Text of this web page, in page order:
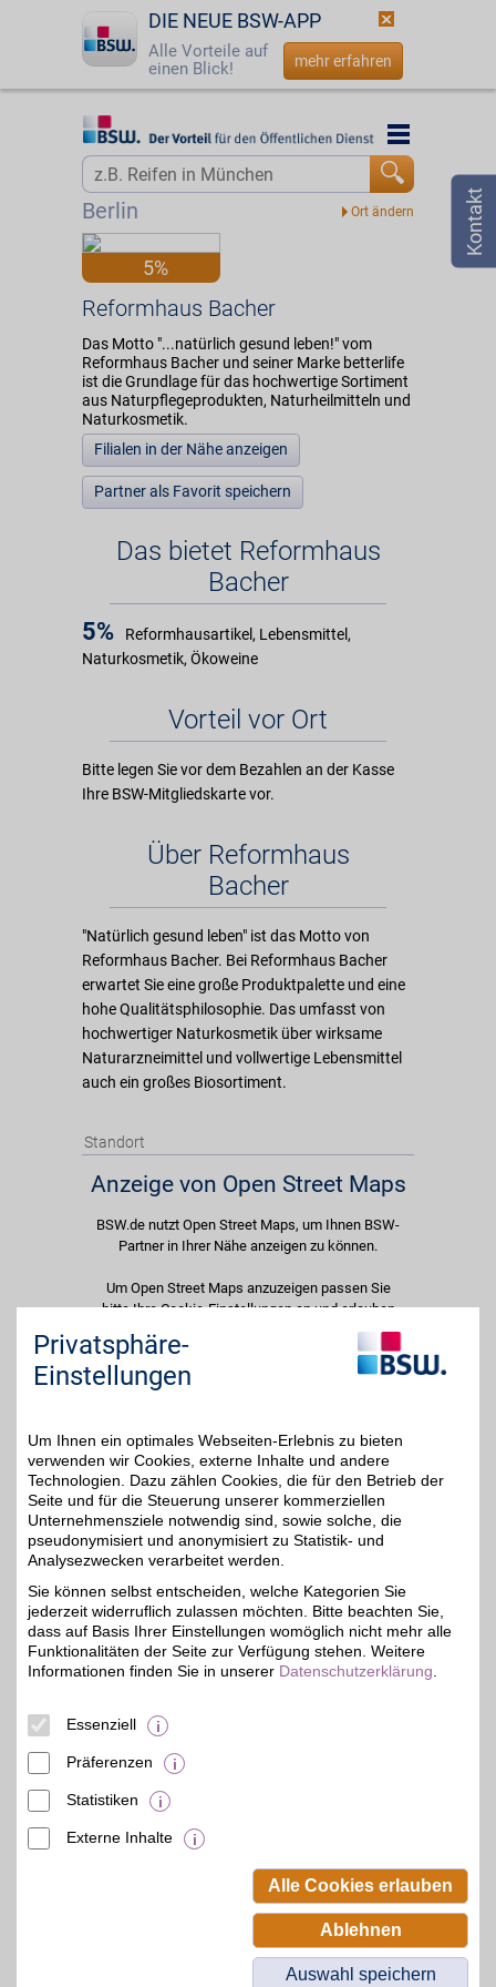
DIE NEUE BSW-APP
Alle Vorteile auf
einen Blick!
mehr erfahren
Startseite
Login
Berlin
Startseite
5%
Reformhaus Bacher
Das Motto "...natürlich gesund leben!" vom
Reformhaus Bacher und seiner Marke betterlife
ist die Grundlage für das hochwertige Sortiment
aus Naturpflegeprodukten, Naturheilmitteln und
Naturkosmetik.
Filialen in der Nähe anzeigen
Partner als Favorit speichern
Das bietet Reformhaus
Bacher
5%
Reformhausartikel, Lebensmittel,
Naturkosmetik, Ökoweine
Vorteil vor Ort
Bitte legen Sie vor dem Bezahlen an der Kasse
Ihre BSW-Mitgliedskarte vor.
Über Reformhaus
Bacher
"Natürlich gesund leben" ist das Motto von
Reformhaus Bacher. Bei Reformhaus Bacher
erwartet Sie eine große Produktpalette und eine
hohe Qualitätsphilosophie. Das umfasst von
hochwertiger Naturkosmetik über wirksame
Naturarzneimittel und vollwertige Lebensmittel
auch ein großes Biosortiment.
Standort
Anzeige von Open Street Maps
BSW.de nutzt Open Street Maps, um Ihnen BSW-
Partner in Ihrer Nähe anzeigen zu können.
Um Open Street Maps anzuzeigen passen Sie
bitte Ihre Cookie-Einstellungen an und erlauben
Sie "Externe Inhalte". Diese Auswahl können Sie
jederzeit über die Cookie-Einstellungen im
unteren Seitenbereich ändern.
Adresse
Frankfurter Str. 49-53
51065 Köln
Filialen in der Nähe
Beamten-Selbsthilfewerk GmbH.
Privatsphäre-
Einstellungen
Um Ihnen ein optimales Webseiten-Erlebnis zu bieten
verwenden wir Cookies, externe Inhalte und andere
Technologien. Dazu zählen Cookies, die für den Betrieb der
Seite und für die Steuerung unserer kommerziellen
Unternehmensziele notwendig sind, sowie solche, die
pseudonymisiert und anonymisiert zu Statistik- und
Analysezwecken verarbeitet werden.
Sie können selbst entscheiden, welche Kategorien Sie
jederzeit widerruflich zulassen möchten. Bitte beachten Sie,
dass auf Basis Ihrer Einstellungen womöglich nicht mehr alle
Funktionalitäten der Seite zur Verfügung stehen. Weitere
Informationen finden Sie in unserer Datenschutzerklärung
Essenziell
Präferenzen
Statistiken
Externe Inhalte
Alle Cookies erlauben
Ablehnen
Auswahl speichern